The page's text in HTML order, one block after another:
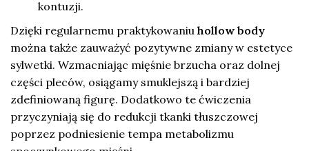
kontuzji.
Dzięki regularnemu praktykowaniu hollow body
można także zauważyć pozytywne zmiany w estetyce
sylwetki. Wzmacniając mięśnie brzucha oraz dolnej
części pleców, osiągamy smuklejszą i bardziej
zdefiniowaną figurę. Dodatkowo te ćwiczenia
przyczyniają się do redukcji tkanki tłuszczowej
poprzez podniesienie tempa metabolizmu